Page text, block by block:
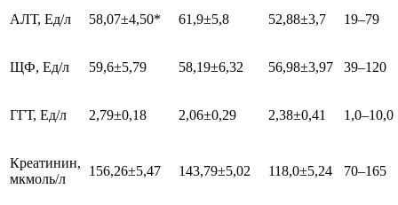
АЛТ, Ед/л 58,07±4,50* 61,9±5,8 52,88±3,7 19–79
ЩФ, Ед/л 59,6±5,79 58,19±6,32 56,98±3,97 39–120
ГГТ, Ед/л 2,79±0,18 2,06±0,29 2,38±0,41 1,0–10,0
Креатинин,
мкмоль/л
156,26±5,47 143,79±5,02 118,0±5,24 70–165